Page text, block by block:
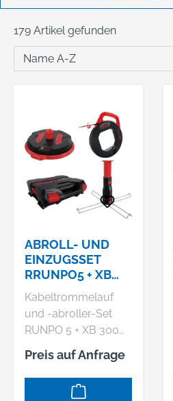
179 Artikel gefunden
ABROLL- UND
EINZUGSSET
RRUNPO5 + XB
300MULTI-
SETRUNPOTEC
Kabeltrommelauf
und -abroller-Set
RUNPO 5 + XB 300
Multiset • Für
beschädigte
Kabeltrommeln, kein
Kabelgewirr •
Preis auf Anfrage